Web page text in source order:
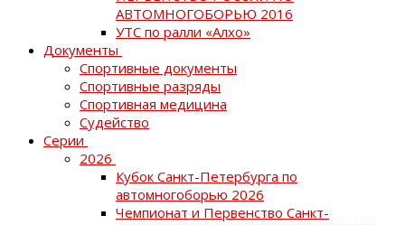
АВТОМНОГОБОРЬЮ 2016
УТС по ралли «Алхо»
Документы
Спортивные документы
Спортивные разряды
Спортивная медицина
Судейство
Серии
2026
Кубок Санкт-Петербурга по
автомногоборью 2026
Чемпионат и Первенство Санкт-